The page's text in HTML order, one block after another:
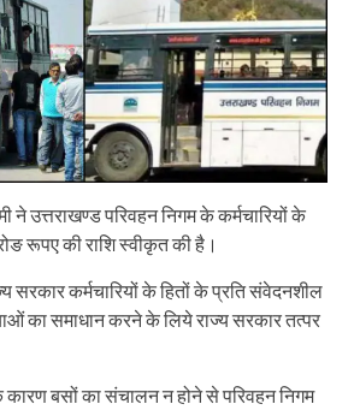
ने उत्तराखण्ड परिवहन निगम के कर्मचारियों के
रूपए की राशि स्वीकृत की है।
सरकार कर्मचारियों के हितों के प्रति संवेदनशील
का समाधान करने के लिये राज्य सरकार तत्पर
कारण बसों का संचालन न होने से परिवहन निगम